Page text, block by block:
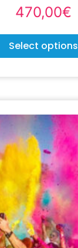
470,00€
Select options